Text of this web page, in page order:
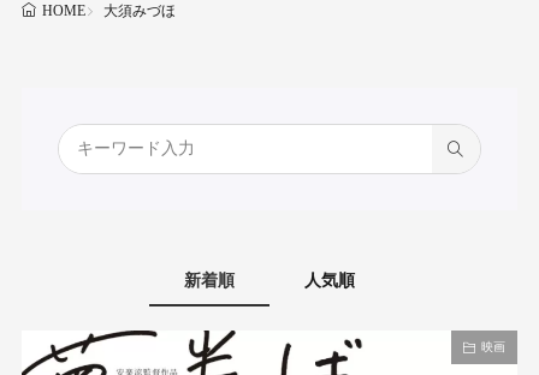
HOME 大須みづほ
新着順 人気順
映画